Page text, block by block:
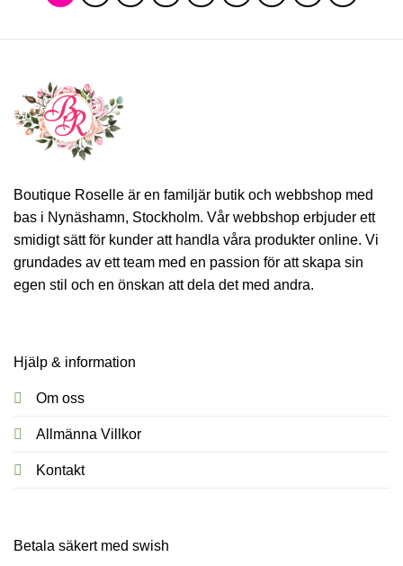
Boutique Roselle är en familjär butik och webbshop med
bas i Nynäshamn, Stockholm. Vår webbshop erbjuder ett
smidigt sätt för kunder att handla våra produkter online. Vi
grundades av ett team med en passion för att skapa sin
egen stil och en önskan att dela det med andra.
Hjälp & information
Om oss
Allmänna Villkor
Kontakt
Betala säkert med swish